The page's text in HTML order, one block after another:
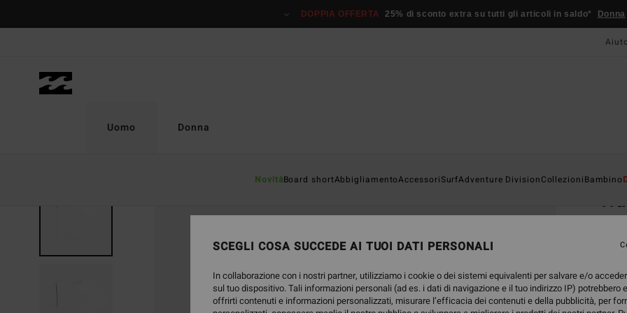
prodotto
DOPPIA OFFERTA 25% di sconto extra su tutti gli articoli in saldo* Donna
Uomo
NovitàBoard shortAbbigliamentoAccessoriSurfAdventure DivisionCollezioniBambino
Donna
Colori
SCEGLI COSA SUCCEDE AI TUOI DATI PERSONALI
In collaborazione con i nostri partner, utilizziamo i cookie o dei sistemi equivalenti per salvare e/o
sul tuo dispositivo. Tali informazioni personali (ad es. i dati di navigazione e il tuo indirizzo IP) potrebbero
offrirti contenuti e informazioni personalizzati, misurare l’efficacia dei contenuti e della pubblicità, per